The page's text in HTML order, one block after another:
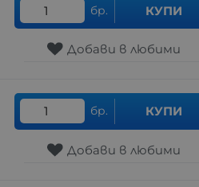
бр. КУПИ
Добави в любими
бр. КУПИ
Добави в любими